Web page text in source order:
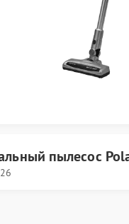
пылесос